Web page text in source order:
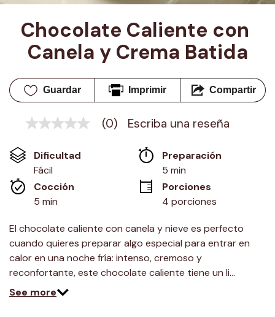
Chocolate Caliente con
Canela y Crema Batida
Guardar Imprimir Compartir
Sin
en
misma
página.
(0) Escriba una reseña
Dificultad
Fácil
Preparación
5 min
Cocción
5 min
Porciones
4 porciones
El chocolate caliente con canela y nieve es perfecto
cuando quieres preparar algo especial para entrar en
calor en una noche fría: intenso, cremoso y
reconfortante, este chocolate caliente tiene un li…
See more